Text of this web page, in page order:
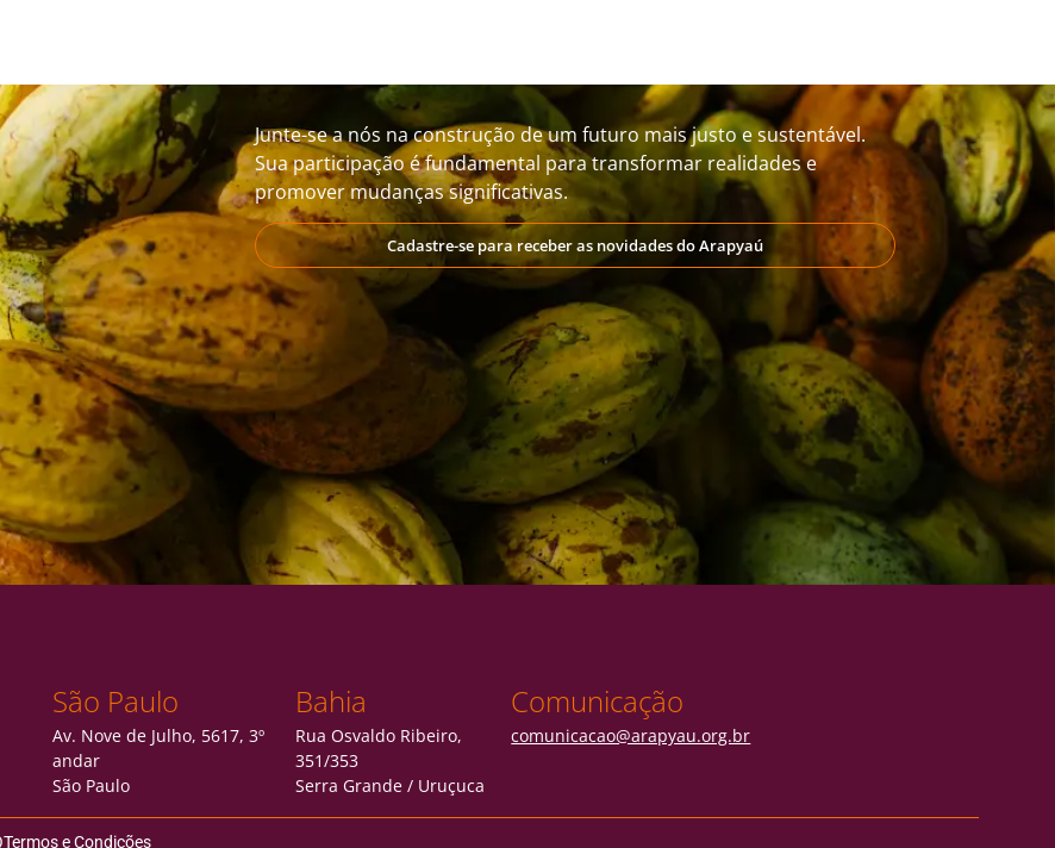
Junte-se a nós na construção de um futuro mais justo e sustentável.
Sua participação é fundamental para transformar realidades e
promover mudanças significativas.
Cadastre-se para receber as novidades do Arapyaú
São Paulo
Av. Nove de Julho, 5617, 3º
andar
São Paulo
Bahia
Rua Osvaldo Ribeiro,
351/353
Serra Grande / Uruçuca
Comunicação
comunicacao@arapyau.org.br
Termos e Condições